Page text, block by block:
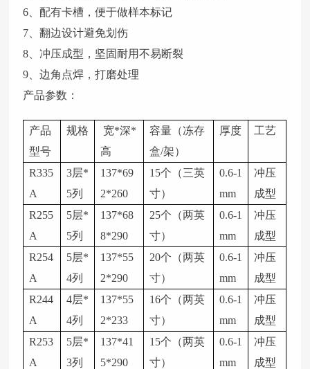
6、配有卡槽，便于做样本标记
7、翻边设计避免划伤
8、冲压成型，坚固耐用不易断裂
9、边角点焊，打磨处理
产品参数：
产品
型号
规格
宽*深*
高
容量（冻存
盒/架）
厚度 工艺
R335
A
3层*
5列
137*69
2*260
15个（三英
寸）
0.6-1
mm
冲压
成型
R255
A
5层*
5列
137*68
8*290
25个（两英
寸）
0.6-1
mm
冲压
成型
R254
A
5层*
4列
137*55
2*290
20个（两英
寸）
0.6-1
mm
冲压
成型
R244
A
4层*
4列
137*55
2*233
16个（两英
寸）
0.6-1
mm
冲压
成型
R253
A
5层*
3列
137*41
5*290
15个（两英
寸）
0.6-1
mm
冲压
成型